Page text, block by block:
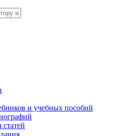
и учебных пособий